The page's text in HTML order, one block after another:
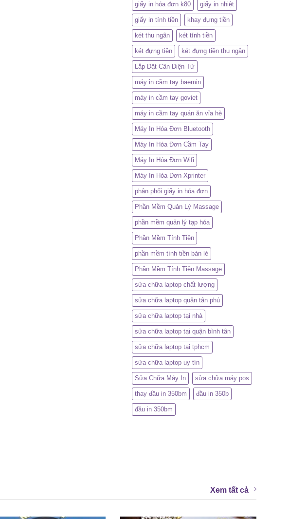
giấy in hóa đơn k80 giấy in nhiệt
giấy in tính tiền khay đựng tiền
két thu ngân két tính tiền
két đựng tiền két đựng tiền thu ngân
Lắp Đặt Cân Điện Tử
máy in cầm tay baemin
máy in cầm tay goviet
máy in cầm tay quán ăn vỉa hè
Máy In Hóa Đơn Bluetooth
Máy In Hóa Đơn Cầm Tay
Máy In Hóa Đơn Wifi
Máy In Hóa Đơn Xprinter
phân phối giấy in hóa đơn
Phần Mềm Quản Lý Massage
phần mềm quản lý tạp hóa
Phần Mềm Tính Tiền
phần mềm tính tiền bán lẻ
Phần Mềm Tính Tiền Massage
sửa chữa laptop chất lượng
sửa chữa laptop quận tân phú
sửa chữa laptop tại nhà
sửa chữa laptop tại quận bình tân
sửa chữa laptop tại tphcm
sửa chữa laptop uy tín
Sửa Chữa Máy In sửa chữa máy pos
thay đầu in 350bm đầu in 350b
đầu in 350bm
Xem tất cả